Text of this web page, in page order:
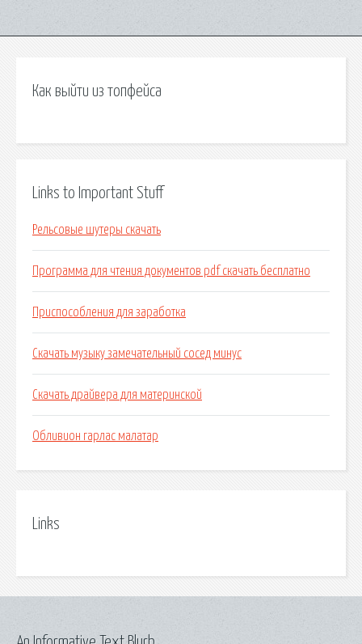
Как выйти из топфейса
Links to Important Stuff
Рельсовые шутеры скачать
Программа для чтения документов pdf скачать бесплатно
Приспособления для заработка
Скачать музыку замечательный сосед минус
Скачать драйвера для материнской
Обливион гарлас малатар
Links